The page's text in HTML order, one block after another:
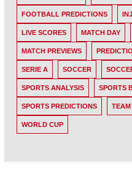
FOOTBALL PREDICTIONS
LIVE SCORES MATCH DAY
MATCH PREVIEWS
SERIE A SOCCER
SPORTS ANALYSIS SPORTS
SPORTS PREDICTIONS
WORLD CUP